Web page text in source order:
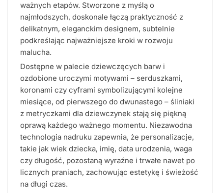
ważnych etapów. Stworzone z myślą o
najmłodszych, doskonale łączą praktyczność z
delikatnym, eleganckim designem, subtelnie
podkreślając najważniejsze kroki w rozwoju
malucha.
Dostępne w palecie dziewczęcych barw i
ozdobione uroczymi motywami – serduszkami,
koronami czy cyframi symbolizującymi kolejne
miesiące, od pierwszego do dwunastego – śliniaki
z metryczkami dla dziewczynek stają się piękną
oprawą każdego ważnego momentu. Niezawodna
technologia nadruku zapewnia, że personalizacje,
takie jak wiek dziecka, imię, data urodzenia, waga
czy długość, pozostaną wyraźne i trwałe nawet po
licznych praniach, zachowując estetykę i świeżość
na długi czas.